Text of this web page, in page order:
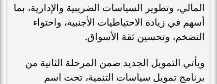
المالي، وتطوير السياسات الضريبية والإدارية، بما
أسهم في زيادة الاحتياطيات الأجنبية، واحتواء
التضخم، وتحسين ثقة الأسواق.
ويأتي التمويل الجديد ضمن المرحلة الثانية من
برنامج تمويل سياسات التنمية، تحت اسم